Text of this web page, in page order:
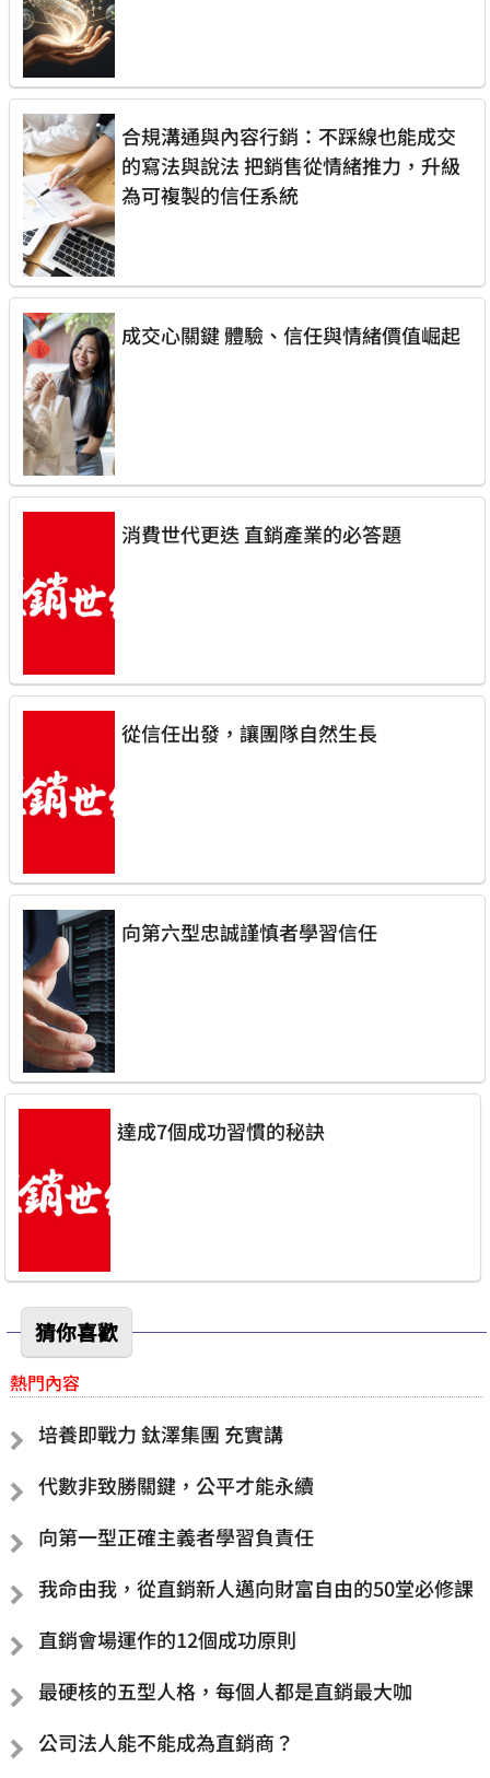
合規溝通與內容行銷：不踩線也能成交
的寫法與說法 把銷售從情緒推力，升級
為可複製的信任系統
成交心關鍵 體驗、信任與情緒價值崛起
消費世代更迭 直銷產業的必答題
從信任出發，讓團隊自然生長
向第六型忠誠謹慎者學習信任
達成7個成功習慣的秘訣
猜你喜歡
熱門內容
培養即戰力 鈦澤集團 充實講
代數非致勝關鍵，公平才能永續
向第一型正確主義者學習負責任
我命由我，從直銷新人邁向財富自由的50堂必修課
直銷會場運作的12個成功原則
最硬核的五型人格，每個人都是直銷最大咖
公司法人能不能成為直銷商？